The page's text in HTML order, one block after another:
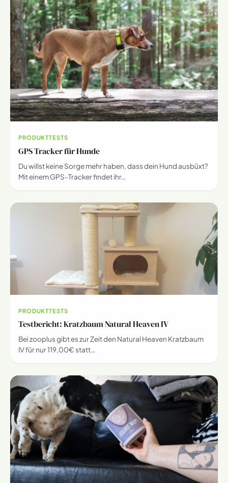
PRODUKTTESTS
GPS Tracker für Hunde
Du willst keine Sorge mehr haben, dass dein Hund ausbüxt?
Mit einem GPS-Tracker findet ihr…
PRODUKTTESTS
Testbericht: Kratzbaum Natural Heaven IV
Bei zooplus gibt es zur Zeit den Natural Heaven Kratzbaum
IV für nur 119,00€ statt…